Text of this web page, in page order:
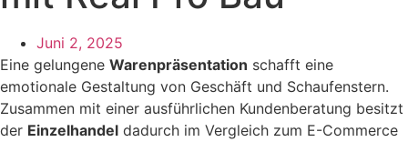
Juni 2, 2025
Eine gelungene Warenpräsentation schafft eine
emotionale Gestaltung von Geschäft und Schaufenstern.
Zusammen mit einer ausführlichen Kundenberatung besitzt
der Einzelhandel dadurch im Vergleich zum E-Commerce